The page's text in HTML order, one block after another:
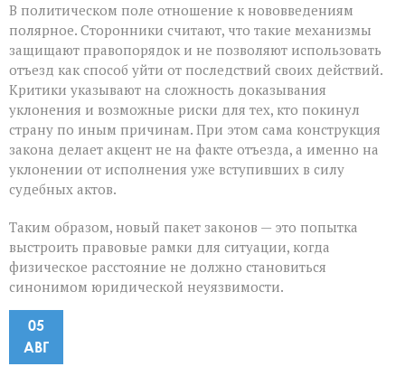
В политическом поле отношение к нововведениям
полярное. Сторонники считают, что такие механизмы
защищают правопорядок и не позволяют использовать
отъезд как способ уйти от последствий своих действий.
Критики указывают на сложность доказывания
уклонения и возможные риски для тех, кто покинул
страну по иным причинам. При этом сама конструкция
закона делает акцент не на факте отъезда, а именно на
уклонении от исполнения уже вступивших в силу
судебных актов.
Таким образом, новый пакет законов — это попытка
выстроить правовые рамки для ситуации, когда
физическое расстояние не должно становиться
синонимом юридической неуязвимости.
05
АВГ